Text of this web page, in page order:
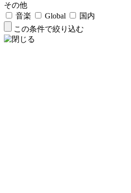
その他
音楽
Global
国内
この条件で絞り込む